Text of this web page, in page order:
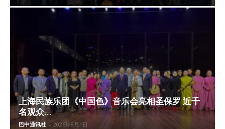
上海民族乐团《中国色》音乐会亮相圣保罗 近千
名观众...
巴中通讯社 - 2026年8月1日